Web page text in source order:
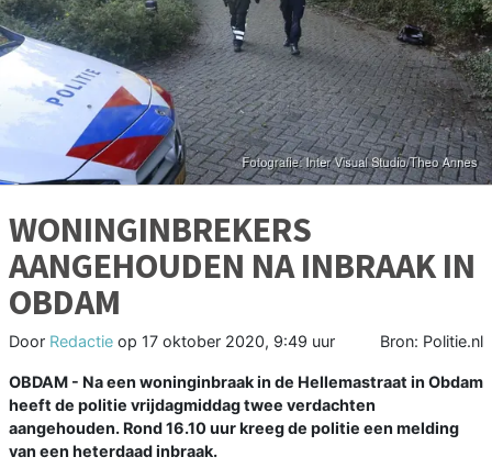
WONINGINBREKERS
AANGEHOUDEN NA INBRAAK IN
OBDAM
Door Redactie op 17 oktober 2020, 9:49 uur Bron: Politie.nl
OBDAM - Na een woninginbraak in de Hellemastraat in Obdam
heeft de politie vrijdagmiddag twee verdachten
aangehouden. Rond 16.10 uur kreeg de politie een melding
van een heterdaad inbraak.